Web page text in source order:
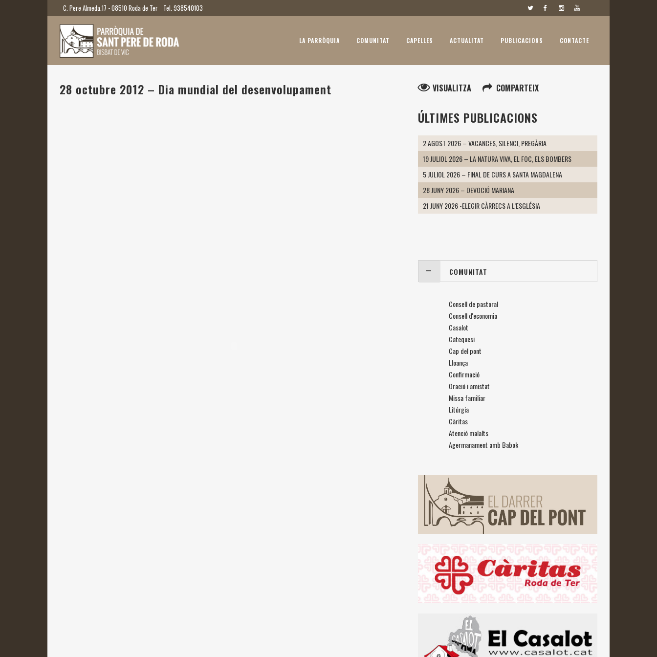
C. Pere Almeda.17 - 08510 Roda de Ter Tel. 938540103
LA PARRÒQUIA COMUNITAT CAPELLES ACTUALITAT PUBLICACIONS CONTACTE
28 octubre 2012 – Dia mundial del desenvolupament VISUALITZA COMPARTEIX
ÚLTIMES PUBLICACIONS
2 AGOST 2026 – VACANCES, SILENCI, PREGÀRIA
19 JULIOL 2026 – LA NATURA VIVA, EL FOC, ELS BOMBERS
5 JULIOL 2026 – FINAL DE CURS A SANTA MAGDALENA
28 JUNY 2026 – DEVOCIÓ MARIANA
21 JUNY 2026 -ELEGIR CÀRRECS A L’ESGLÉSIA
COMUNITAT
Consell de pastoral
Consell d'economia
Casalot
Catequesi
Cap del pont
Lloança
Confirmació
Oració i amistat
Missa familiar
Litúrgia
Càritas
Atenció malalts
Agermanament amb Babok